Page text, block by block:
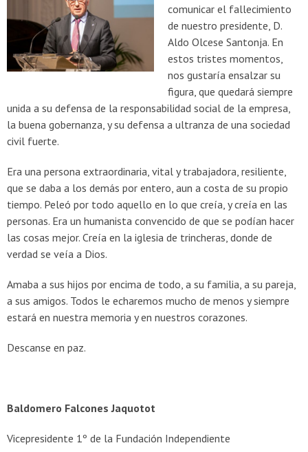
comunicar el fallecimiento
de nuestro presidente, D.
Aldo Olcese Santonja. En
estos tristes momentos,
nos gustaría ensalzar su
figura, que quedará siempre
unida a su defensa de la responsabilidad social de la empresa,
la buena gobernanza, y su defensa a ultranza de una sociedad
civil fuerte.
Era una persona extraordinaria, vital y trabajadora, resiliente,
que se daba a los demás por entero, aun a costa de su propio
tiempo. Peleó por todo aquello en lo que creía, y creía en las
personas. Era un humanista convencido de que se podían hacer
las cosas mejor. Creía en la iglesia de trincheras, donde de
verdad se veía a Dios.
Amaba a sus hijos por encima de todo, a su familia, a su pareja,
a sus amigos. Todos le echaremos mucho de menos y siempre
estará en nuestra memoria y en nuestros corazones.
Descanse en paz.
Baldomero Falcones Jaquotot
Vicepresidente 1º de la Fundación Independiente